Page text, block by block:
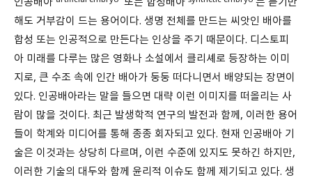
해도 거부감이 드는 용어이다. 생명 전체를 만드는 씨앗인 배아를
합성 또는 인공적으로 만든다는 인상을 주기 때문이다. 디스토피
아 미래를 다루는 많은 영화나 소설에서 클리셰로 등장하는 이미
지로, 큰 수조 속에 인간 배아가 둥둥 떠다니면서 배양되는 장면이
있다. 인공배아라는 말을 들으면 대략 이런 이미지를 떠올리는 사
람이 많을 것이다. 최근 발생학적 연구의 발전과 함께, 이러한 용어
들이 학계와 미디어를 통해 종종 회자되고 있다. 현재 인공배아 기
술은 이것과는 상당히 다르며, 이런 수준에 있지도 못하긴 하지만,
이러한 기술의 대두와 함께 윤리적 이슈도 함께 제기되고 있다. 생